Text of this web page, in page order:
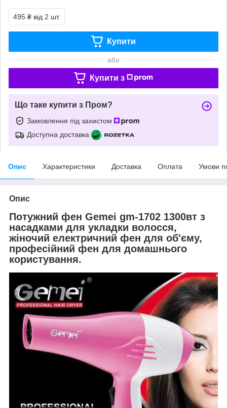
495 ₴ від 2 шт.
Купити
або
Купити з
Що таке купити з Пром?
Замовлення під захистом
Доступна доставка
Опис Характеристики Доставка Оплата Умови
Опис
Потужний фен Gemei gm-1702 1300вт з
насадками для укладки волосся,
жіночий електричний фен для об'єму,
професійний фен для домашнього
користування.